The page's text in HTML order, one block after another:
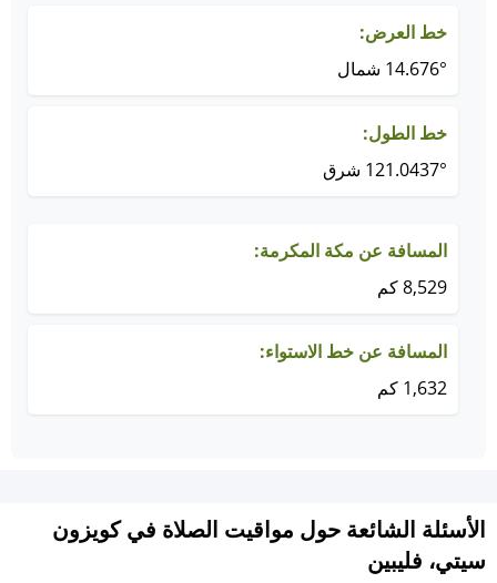
خط العرض:
14.676° شمال
خط الطول:
121.0437° شرق
المسافة عن مكة المكرمة:
8,529 كم
المسافة عن خط الاستواء:
1,632 كم
الأسئلة الشائعة حول مواقيت الصلاة في كويزون
سيتي، فليبين